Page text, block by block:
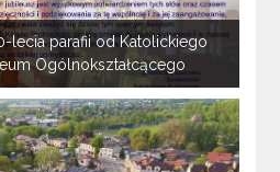
lecia parafii od Katolickiego
Ogólnokształcącego